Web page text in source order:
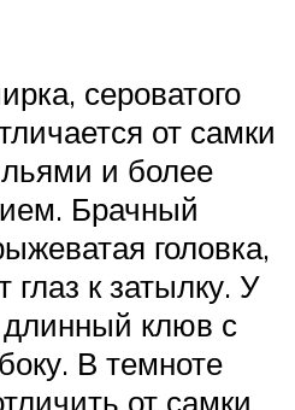
сероватого
от самки
и более
Брачный
головка,
глаз к затылку. У
клюв с
В темноте
от самки